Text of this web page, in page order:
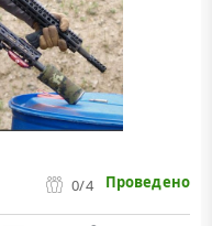
0/4 Проведено